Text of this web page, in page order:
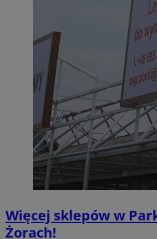
Więcej sklepów w
Żorach!